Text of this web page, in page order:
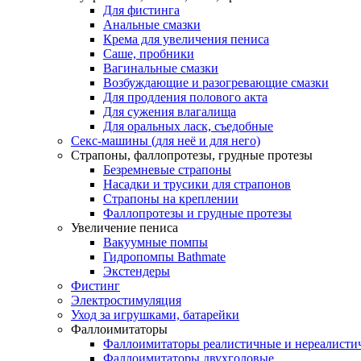
Для фистинга
Анальные смазки
Крема для увеличения пениса
Саше, пробники
Вагинальные смазки
Возбуждающие и разогревающие смазки
Для продления полового акта
Для сужения влагалища
Для оральных ласк, съедобные
Секс-машины (для неё и для него)
Страпоны, фаллопротезы, грудные протезы
Безремневые страпоны
Насадки и трусики для страпонов
Страпоны на креплении
Фаллопротезы и грудные протезы
Увеличение пениса
Вакуумные помпы
Гидропомпы Bathmate
Экстендеры
Фистинг
Электростимуляция
Уход за игрушками, батарейки
Фаллоимитаторы
Фаллоимитаторы реалистичные и
Фаллоимитаторы двухголовые